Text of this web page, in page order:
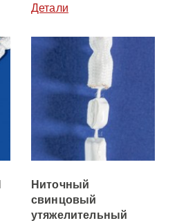
Детали
Ниточный
свинцовый
утяжелительный